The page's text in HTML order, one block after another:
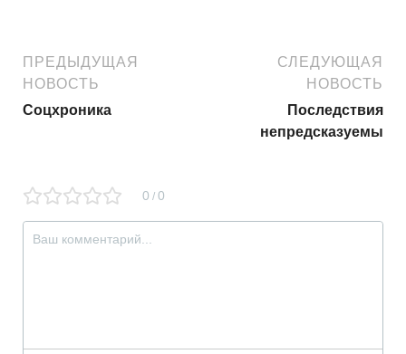
ПРЕДЫДУЩАЯ
НОВОСТЬ
Соцхроника
СЛЕДУЮЩАЯ
НОВОСТЬ
Последствия
непредсказуемы
0 / 0